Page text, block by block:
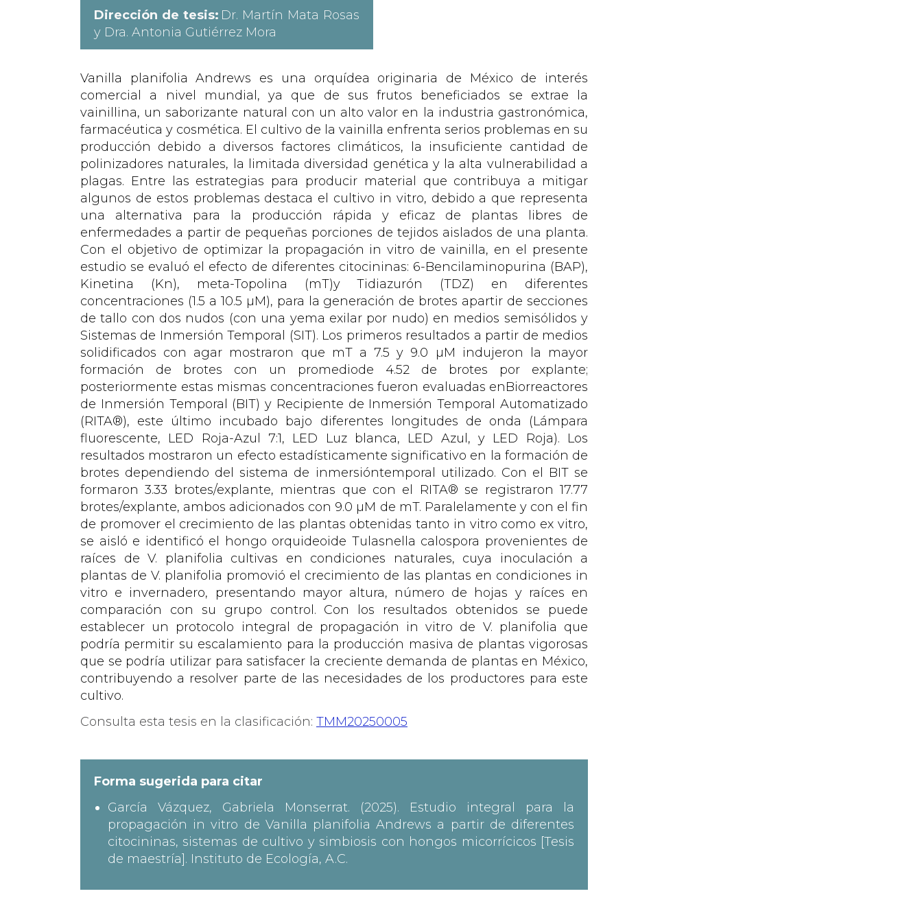
Dirección de tesis: Dr. Martín Mata Rosas
y Dra. Antonia Gutiérrez Mora
Vanilla planifolia Andrews es una orquídea originaria de México de interés
comercial a nivel mundial, ya que de sus frutos beneficiados se extrae la
vainillina, un saborizante natural con un alto valor en la industria gastronómica,
farmacéutica y cosmética. El cultivo de la vainilla enfrenta serios problemas en su
producción debido a diversos factores climáticos, la insuficiente cantidad de
polinizadores naturales, la limitada diversidad genética y la alta vulnerabilidad a
plagas. Entre las estrategias para producir material que contribuya a mitigar
algunos de estos problemas destaca el cultivo in vitro, debido a que representa
una alternativa para la producción rápida y eficaz de plantas libres de
enfermedades a partir de pequeñas porciones de tejidos aislados de una planta.
Con el objetivo de optimizar la propagación in vitro de vainilla, en el presente
estudio se evaluó el efecto de diferentes citocininas: 6-Bencilaminopurina (BAP),
Kinetina (Kn), meta-Topolina (mT)y Tidiazurón (TDZ) en diferentes
concentraciones (1.5 a 10.5 µM), para la generación de brotes apartir de secciones
de tallo con dos nudos (con una yema exilar por nudo) en medios semisólidos y
Sistemas de Inmersión Temporal (SIT). Los primeros resultados a partir de medios
solidificados con agar mostraron que mT a 7.5 y 9.0 µM indujeron la mayor
formación de brotes con un promediode 4.52 de brotes por explante;
posteriormente estas mismas concentraciones fueron evaluadas enBiorreactores
de Inmersión Temporal (BIT) y Recipiente de Inmersión Temporal Automatizado
(RITA®), este último incubado bajo diferentes longitudes de onda (Lámpara
fluorescente, LED Roja-Azul 7:1, LED Luz blanca, LED Azul, y LED Roja). Los
resultados mostraron un efecto estadísticamente significativo en la formación de
brotes dependiendo del sistema de inmersióntemporal utilizado. Con el BIT se
formaron 3.33 brotes/explante, mientras que con el RITA® se registraron 17.77
brotes/explante, ambos adicionados con 9.0 µM de mT. Paralelamente y con el fin
de promover el crecimiento de las plantas obtenidas tanto in vitro como ex vitro,
se aisló e identificó el hongo orquideoide Tulasnella calospora provenientes de
raíces de V. planifolia cultivas en condiciones naturales, cuya inoculación a
plantas de V. planifolia promovió el crecimiento de las plantas en condiciones in
vitro e invernadero, presentando mayor altura, número de hojas y raíces en
comparación con su grupo control. Con los resultados obtenidos se puede
establecer un protocolo integral de propagación in vitro de V. planifolia que
podría permitir su escalamiento para la producción masiva de plantas vigorosas
que se podría utilizar para satisfacer la creciente demanda de plantas en México,
contribuyendo a resolver parte de las necesidades de los productores para este
cultivo.
Consulta esta tesis en la clasificación: TMM20250005
Forma sugerida para citar
García Vázquez, Gabriela Monserrat. (2025). Estudio integral para la
propagación in vitro de Vanilla planifolia Andrews a partir de diferentes
citocininas, sistemas de cultivo y simbiosis con hongos micorrícicos [Tesis
de maestría]. Instituto de Ecología, A.C.